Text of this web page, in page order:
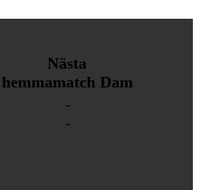
Nästa
hemmamatch Dam
-
-